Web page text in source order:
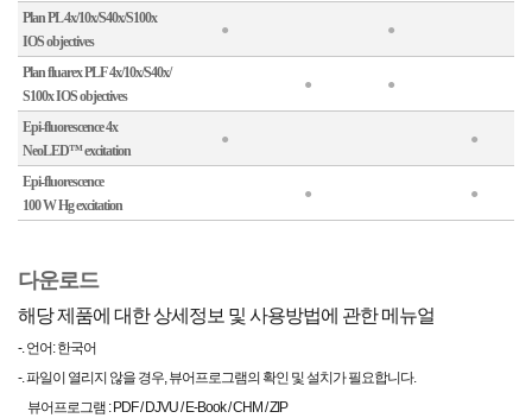
Plan PL 4x/10x/S40x/S100x
IOS objectives
● ●
Plan fluarex PLF 4x/10x/S40x/
S100xIOS objectives
● ●
Epi-fluorescence4x
NeoLED™ excitation
● ●
Epi-fluorescence
100 W Hg excitation
● ●
다운로드
해당 제품에 대한 상세정보 및 사용방법에 관한 메뉴얼
-. 언어: 한국어
-. 파일이 열리지 않을 경우, 뷰어프로그램의 확인 및 설치가 필요합니다.
뷰어프로그램 : PDF / DJVU / E-Book / CHM / ZIP